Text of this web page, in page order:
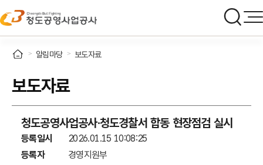
알림마당 보도자료
보도자료
청도공영사업공사·청도경찰서 합동 현장점검 실시
등록일시
2026.01.15 10:08:25
등록자
경영지원부